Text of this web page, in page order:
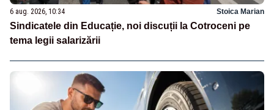
6 aug. 2026, 10:34 Stoica Marian
Sindicatele din Educație, noi discuții la Cotroceni pe
tema legii salarizării